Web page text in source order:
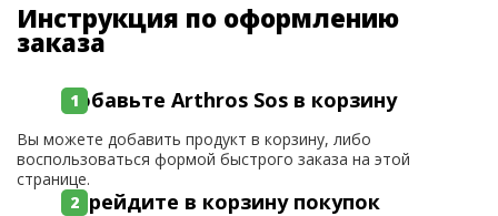
Инструкция по оформлению
заказа
Добавьте Arthros Sos в корзину
Вы можете добавить продукт в корзину, либо
воспользоваться формой быстрого заказа на этой
странице.
Перейдите в корзину покупок